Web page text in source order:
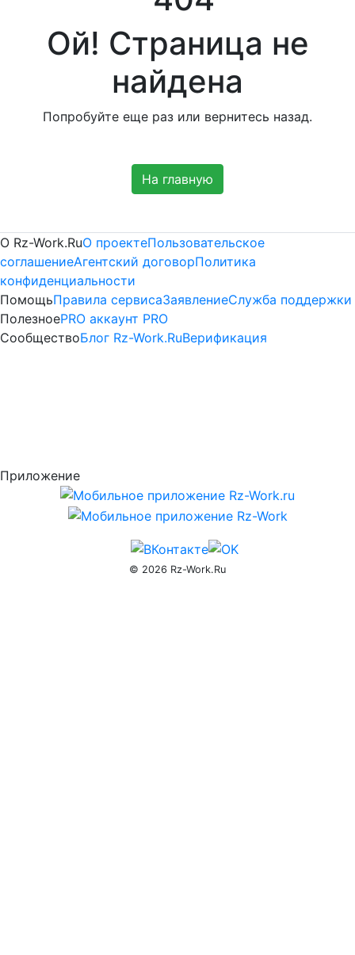
Ой! Страница не
найдена
Попробуйте еще раз или вернитесь назад.
На главную
Платные
информационные
услуги
—
work.ru
О Rz-Work.RuО проектеПользовательское
соглашениеАгентский договорПолитика
конфиденциальности
ПомощьПравила сервисаЗаявлениеСлужба поддержки
ПолезноеPRO аккаунт PRO
СообществоБлог Rz-Work.RuВерификация
Приложение
© 2026 Rz-Work.Ru